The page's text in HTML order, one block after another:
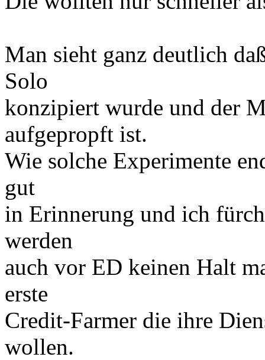
Man sieht ganz deutlich
Solo
konzipiert wurde und der
aufgepropft ist.
Wie solche Experimente
gut
in Erinnerung und ich
werden
auch vor ED keinen Halt
erste
Credit-Farmer die ihre
wollen.